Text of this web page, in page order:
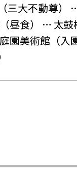
三大不動尊）
昼食） … 太
園美術館（入